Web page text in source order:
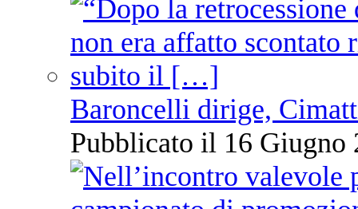
Baroncelli dirige,
Pubblicato il 16 Giugno